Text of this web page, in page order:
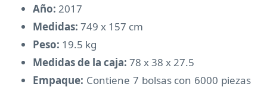
Año: 2017
Medidas: 749 x 157 cm
Peso: 19.5 kg
Medidas de la caja: 78 x 38 x 27.5
Empaque: Contiene 7 bolsas con 6000 piezas